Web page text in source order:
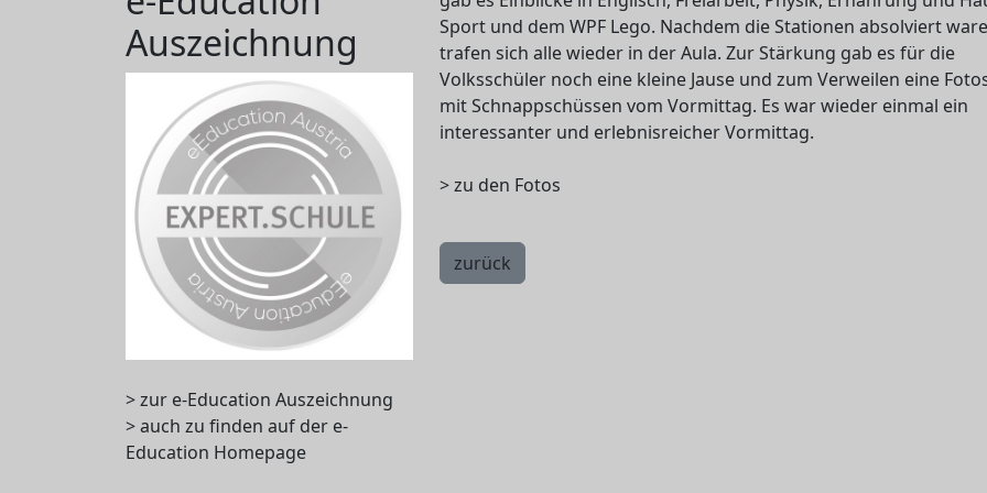
Auszeichnung
> zur e-Education Auszeichnung
> auch zu finden auf der e-
Education Homepage
Sport und dem WPF Lego. Nachdem die Stationen absolviert
trafen sich alle wieder in der Aula. Zur Stärkung gab es für die
Volksschüler noch eine kleine Jause und zum Verweilen eine
mit Schnappschüssen vom Vormittag. Es war wieder einmal ein
interessanter und erlebnisreicher Vormittag.
> zu den Fotos
zurück